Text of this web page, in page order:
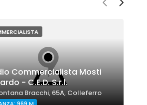
Commercialista Mosti
- C.E.D. S.r.l.
Bracchi, 65A, Colleferro